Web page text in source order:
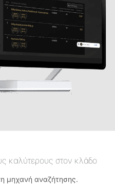
καλύτερους στον κλάδο
μηχανή αναζήτησης.